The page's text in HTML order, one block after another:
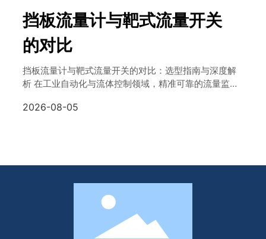
挡板流量计与靶式流量开关
的对比
挡板流量计与靶式流量开关的对比：选型指南与深度解
析 在工业自动化与流体控制领域，精准可靠的流量监测
业的管道输送，还是食品饮料行业的灌装生产线，流量
2026-08-05